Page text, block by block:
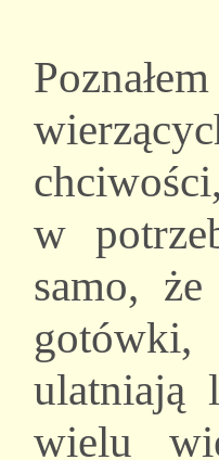
w
samo,
ulatniają
wielu